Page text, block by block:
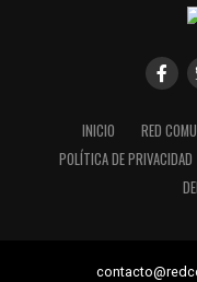
INICIO RED
POLÍTICA DE PRIVACIDAD